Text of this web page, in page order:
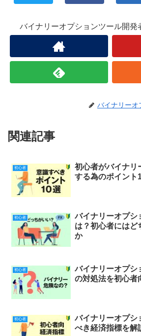
バイナリーオプションツール開発
バイナリーオ
関連記事
初心者
初心者がバイナリ
する為のポイント
初心者
バイナリーオプシ
は？初心者にはど
か
初心者
バイナリーオプシ
の対処法を初心者
初心者
バイナリーオプシ
べき経済指標を解